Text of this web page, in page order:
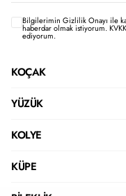
Bilgilerimin Gizlilik Onayı ile
haberdar olmak istiyorum.
ediyorum.
KOÇAK
YÜZÜK
KOLYE
KÜPE